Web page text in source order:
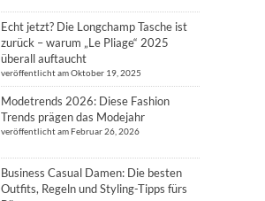
Echt jetzt? Die Longchamp Tasche ist
zurück – warum „Le Pliage“ 2025
überall auftaucht
veröffentlicht am Oktober 19, 2025
Modetrends 2026: Diese Fashion
Trends prägen das Modejahr
veröffentlicht am Februar 26, 2026
Business Casual Damen: Die besten
Outfits, Regeln und Styling-Tipps fürs